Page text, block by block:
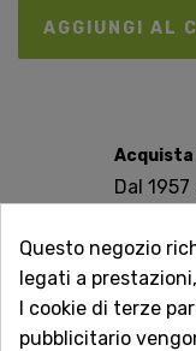
AGGIUNGI AL
Dal
Questo negozio
legati a
I cookie di terze
pubblicitario